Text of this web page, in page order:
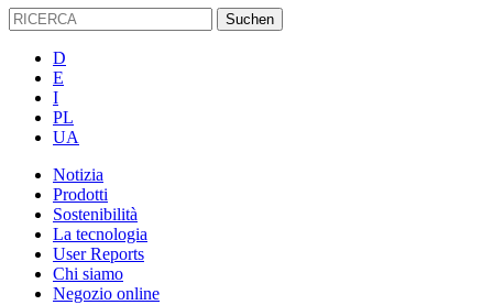
D
E
I
PL
UA
Notizia
Prodotti
Sostenibilità
La tecnologia
User Reports
Chi siamo
Negozio online